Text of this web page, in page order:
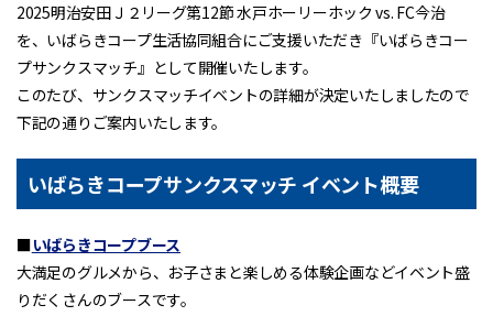
2025明治安田Ｊ２リーグ第12節 水戸ホーリーホック vs. FC今治
を、いばらきコープ生活協同組合にご支援いただき『いばらきコー
プサンクスマッチ』として開催いたします。
このたび、サンクスマッチイベントの詳細が決定いたしましたので
下記の通りご案内いたします。
いばらきコープサンクスマッチ イベント概要
■いばらきコープブース
大満足のグルメから、お子さまと楽しめる体験企画などイベント盛
りだくさんのブースです。